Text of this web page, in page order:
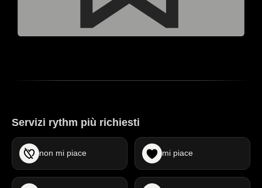
Servizi rythm più richiesti
non mi piace mi piace